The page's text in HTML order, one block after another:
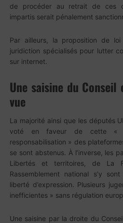
de procéder au retrait de ces
impartis serait pénalement
Par ailleurs, la proposition de
juridiction spécialisés pour lutter
sur internet.
Une saisine du
vue
La majorité ainsi que les députés
voté en faveur de cette «
responsabilisation » des
se sont abstenus. À l’inverse, les
Libertés et territoires, de La
Rassemblement national s’y
liberté d’expression. Plusieurs
inefficientes » sans régulation
Une saisine par la droite du